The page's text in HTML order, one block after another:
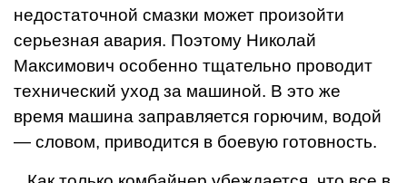
недостаточной смазки может произойти
серьезная авария. Поэтому Ни­колай
Максимович особенно тщательно проводит
техничес­кий уход за машиной. В это же
время машина заправляется горючим, водой
— словом, приво­дится в боевую готовность.